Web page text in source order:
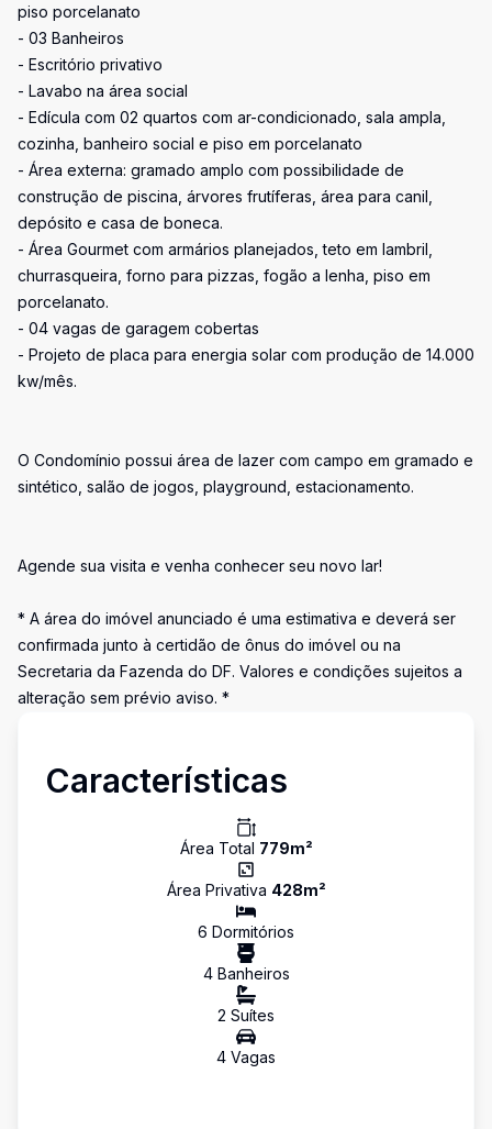
piso porcelanato
- 03 Banheiros
- Escritório privativo
- Lavabo na área social
- Edícula com 02 quartos com ar-condicionado, sala ampla,
cozinha, banheiro social e piso em porcelanato
- Área externa: gramado amplo com possibilidade de
construção de piscina, árvores frutíferas, área para canil,
depósito e casa de boneca.
- Área Gourmet com armários planejados, teto em lambril,
churrasqueira, forno para pizzas, fogão a lenha, piso em
porcelanato.
- 04 vagas de garagem cobertas
- Projeto de placa para energia solar com produção de 14.000
kw/mês.
O Condomínio possui área de lazer com campo em gramado e
sintético, salão de jogos, playground, estacionamento.
Agende sua visita e venha conhecer seu novo lar!
* A área do imóvel anunciado é uma estimativa e deverá ser
confirmada junto à certidão de ônus do imóvel ou na
Secretaria da Fazenda do DF. Valores e condições sujeitos a
alteração sem prévio aviso. *
Características
Área Total 779m²
Área Privativa 428m²
6 Dormitórios
4Banheiros
2 Suítes
4 Vagas